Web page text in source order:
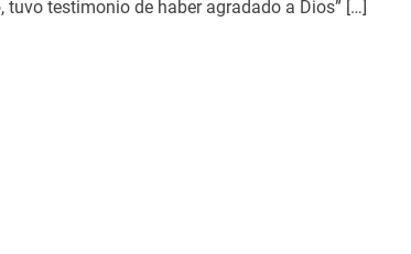
tuvo testimonio de haber agradado a Dios” […]